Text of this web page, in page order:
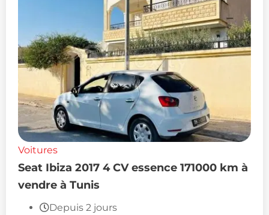
Voitures
Seat Ibiza 2017 4 CV essence 171000 km à
vendre à Tunis
Depuis 2 jours